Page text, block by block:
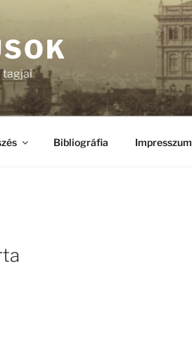
tagjai
Bibliográfia Impresszum